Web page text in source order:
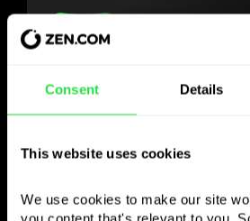
Consent Details
This website uses cookies
We use cookies to make our site
Χρησιμοποιήστε
όπως θέλετε